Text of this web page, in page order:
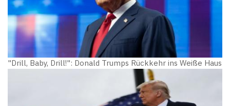
"Drill, Baby, Drill!": Donald Trumps Rückkehr ins Weiße Haus